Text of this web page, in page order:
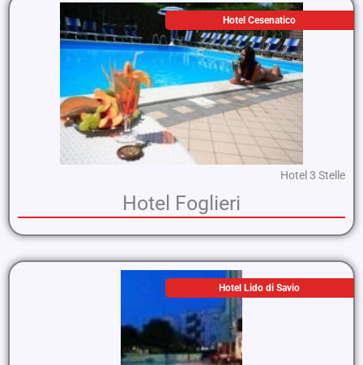
Hotel Cesenatico
Hotel 3 Stelle
Hotel Foglieri
Hotel Lido di Savio